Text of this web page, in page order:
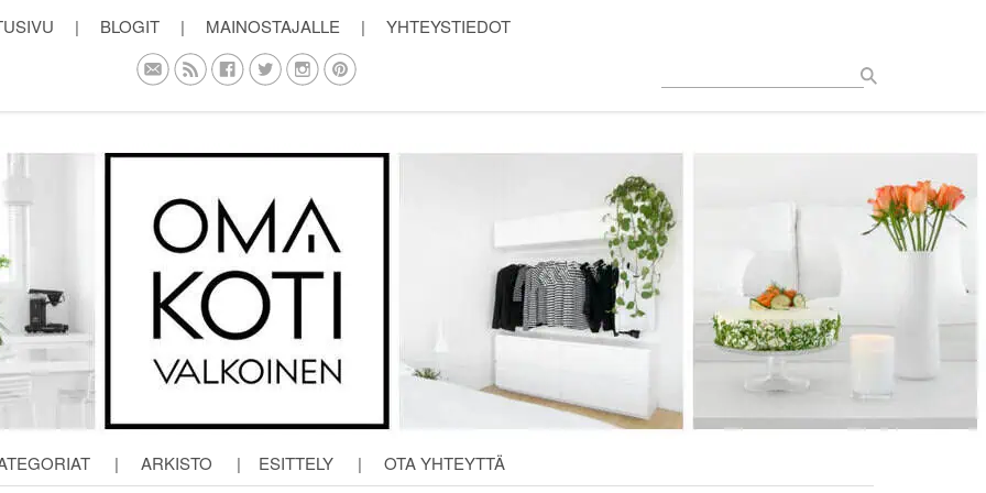
| BLOGIT | MAINOSTAJALLE | YHTEYSTIEDOT
| ARKISTO | ESITTELY | OTA YHTEYTTÄ